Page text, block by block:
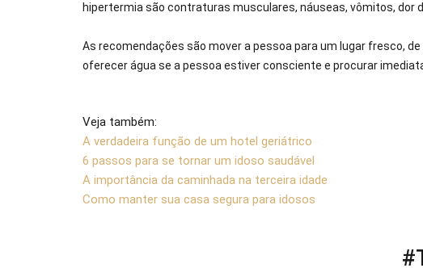
hipertermia são contraturas musculares, náuseas, vômitos, dor
As recomendações são mover a pessoa para um lugar fresco,
oferecer água se a pessoa estiver consciente e procurar
Veja também:
A verdadeira função de um hotel geriátrico
6 passos para se tornar um idoso saudável
A importância da caminhada na terceira idade
Como manter sua casa segura para idosos